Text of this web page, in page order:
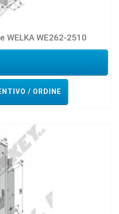
WELKA WE262-2510
/ ORDINE